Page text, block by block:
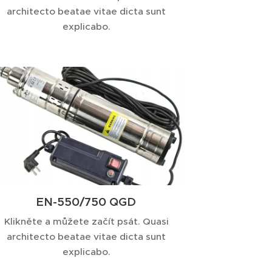
architecto beatae vitae dicta sunt
explicabo.
EN-550/750 QGD
Klikněte a můžete začít psát. Quasi
architecto beatae vitae dicta sunt
explicabo.